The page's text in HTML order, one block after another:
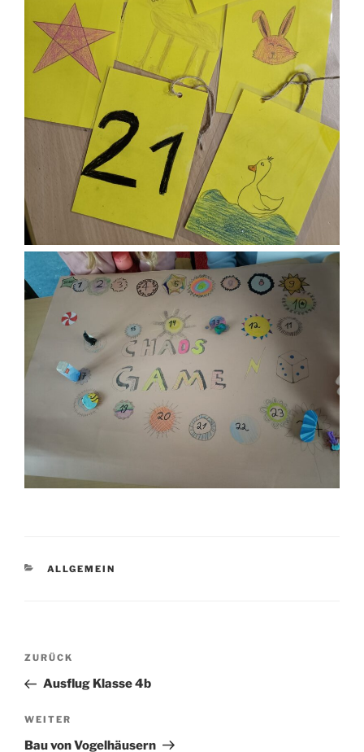
KATEGORIEN
ALLGEMEIN
Beitragsnavigation
Vorheriger
Beitrag
ZURÜCK
Ausflug Klasse 4b
Nächster
Beitrag
WEITER
Bau von Vogelhäusern